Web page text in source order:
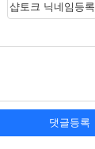
샵토크 닉네임등록
댓글등록